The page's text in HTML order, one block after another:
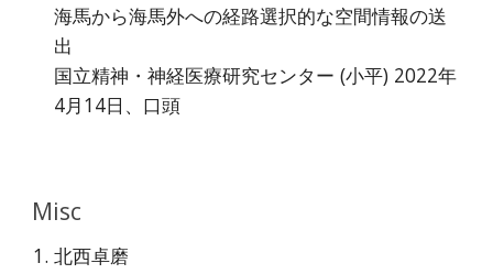
海馬から海馬外への経路選択的な空間情報の送
出
国立精神・神経医療研究センター (小平) 2022年
4月14日、口頭
Misc
北西卓磨